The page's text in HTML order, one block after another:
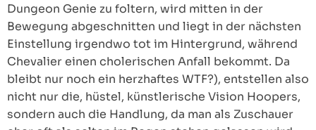
Dungeon Genie zu foltern, wird mitten in der
Bewegung abgeschnitten und liegt in der nächsten
Einstellung irgendwo tot im Hintergrund, während
Chevalier einen cholerischen Anfall bekommt. Da
bleibt nur noch ein herzhaftes WTF?), entstellen also
nicht nur die, hüstel, künstlerische Vision Hoopers,
sondern auch die Handlung, da man als Zuschauer